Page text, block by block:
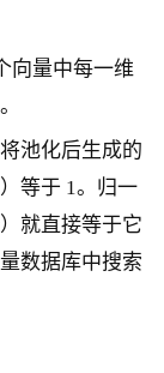
向量中每一维
将池化后生成的
等于 1。归一
就直接等于它
数据库中搜索